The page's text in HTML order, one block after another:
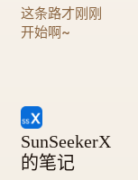
这条路才刚刚
开始啊~
SunSeekerX
的笔记